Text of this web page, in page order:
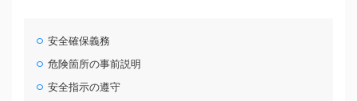
安全確保義務
危険箇所の事前説明
安全指示の遵守